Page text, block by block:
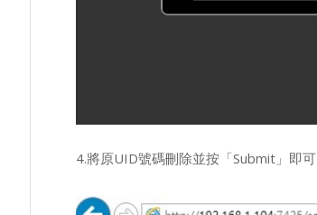
4.將原UID號碼刪除並按「Submit」即可